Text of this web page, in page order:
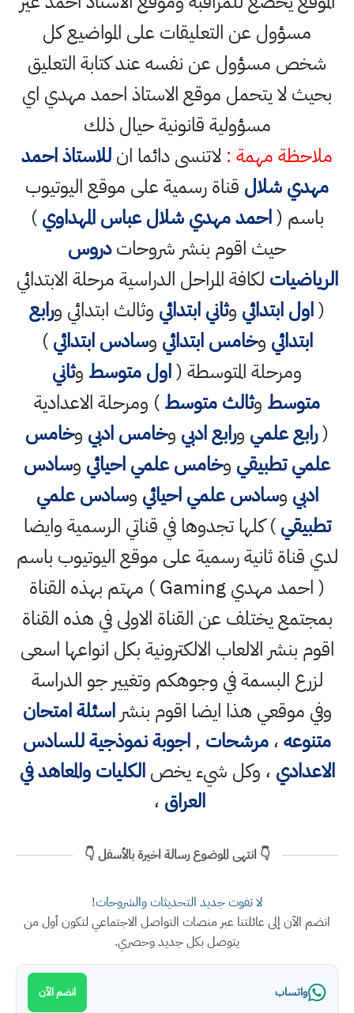
مسؤول عن التعليقات على المواضيع كل
شخص مسؤول عن نفسه عند كتابة التعليق
بحيث لا يتحمل موقع الاستاذ احمد مهدي اي
مسؤولية قانونية حيال ذلك
ملاحظة مهمة : لاتنسى دائما انللاستاذ احمد
مهدي شلال قناة رسمية على موقع اليوتيوب
باسم (احمد مهدي شلال عباس المهداوي)
حيث اقوم بنشر شروحاتدروس
الرياضيات لكافة المراحل الدراسية مرحلة الابتدائي
(اول ابتدائي وثاني ابتدائي وثالث ابتدائي ورابع
ابتدائي وخامس ابتدائي وسادس ابتدائي)
ومرحلة المتوسطة (اول متوسط وثاني
متوسط وثالث متوسط) ومرحلة الاعدادية
(رابع علمي ورابع ادبي وخامس ادبي وخامس
علمي تطبيقي وخامس علمي احيائي وسادس
ادبي وسادس علمي احيائي وسادس علمي
تطبيقي) كلها تجدوها في قناتي الرسمية وايضا
لدي قناة ثانية رسمية على موقع اليوتيوب باسم
( احمد مهدي Gaming ) مهتم بهذه القناة
بمجتمع يختلف عن القناة الاولى في هذه القناة
اقوم بنشر الالعاب الالكترونية بكل انواعها اسعى
لزرع البسمة في وجوهكم وتغيير جو الدراسة
وفي موقعي هذا ايضا اقوم بنشراسئلة امتحان
متنوعه،مرشحات ,اجوبة نموذجية للسادس
الاعدادي ، وكل شيء يخصالكليات والمعاهد في
العراق ،
👇 انتهى الموضوع رسالة اخيرة بالأسفل 👇
لا تفوت جديد التحديثات والشروحات!
انضم الآن إلى عائلتنا عبر منصات التواصل الاجتماعي لتكون أول من
يتوصل بكل جديد وحصري.
واتساب انضم الآن